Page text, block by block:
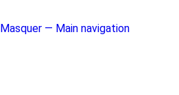
Masquer — Main navigation